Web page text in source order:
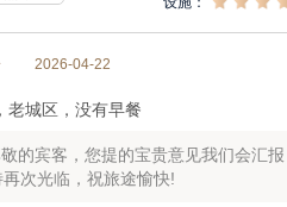
2026-04-22
老城区，没有早餐
的宾客，您提的宝贵意见我们会汇
次光临，祝旅途愉快!